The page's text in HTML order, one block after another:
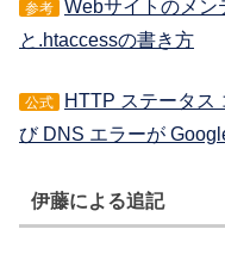
参考
Webサイトのメン
と.htaccessの書き方
公式
HTTP ステータス
び DNS エラーが
伊藤による追記